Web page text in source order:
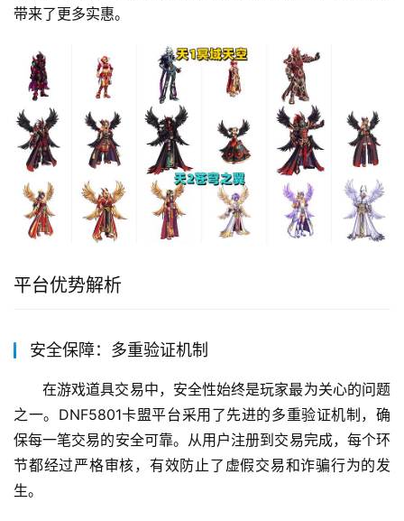
带来了更多实惠。
平台优势解析
安全保障：多重验证机制
在游戏道具交易中，安全性始终是玩家最为关心的问题
之一。DNF5801卡盟平台采用了先进的多重验证机制，确
保每一笔交易的安全可靠。从用户注册到交易完成，每个环
节都经过严格审核，有效防止了虚假交易和诈骗行为的发
生。